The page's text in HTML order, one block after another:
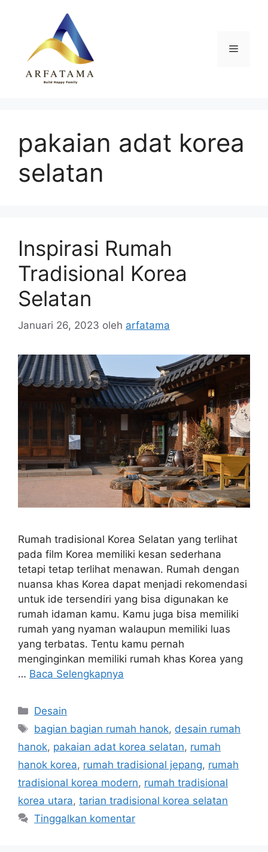
Menu
pakaian adat korea
selatan
Inspirasi Rumah
Tradisional Korea
Selatan
Januari 26, 2023 oleh arfatama
Rumah tradisional Korea Selatan yang terlihat
pada film Korea memiliki kesan sederhana
tetapi tetap terlihat menawan. Rumah dengan
nuansa khas Korea dapat menjadi rekomendasi
untuk ide tersendiri yang bisa digunakan ke
rumah idaman kamu. Kamu juga bisa memiliki
rumah yang nyaman walaupun memiliki luas
yang terbatas. Tentu kamu pernah
menginginkan memiliki rumah khas Korea yang
… Baca Selengkapnya
Kategori
Desain
Tag
bagian bagian rumah hanok, desain rumah
hanok, pakaian adat korea selatan, rumah
hanok korea, rumah tradisional jepang, rumah
tradisional korea modern, rumah tradisional
korea utara, tarian tradisional korea selatan
Tinggalkan komentar